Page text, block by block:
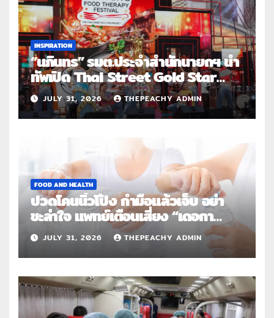
INSPIRATION
“นภินทร” รมต.ประจำสำนักนายกฯ นำ
ทัพเปิด Thai Street Gold Star
Roadshow 3 จังหวัดต้นแบบ
JULY 31, 2026 THEPEACHY ADMIN
FOOD AND HEALTH
ปวดโคนนิ้วโป้ง กำมือแล้วเจ็บ อย่า
ชะล่าใจ แพทย์เตือนเสี่ยง “เดอกา
แวง” โรคปลอกหุ้มเอ็นอักเสบจากการ
ใช้งานซ้ำ
JULY 31, 2026 THEPEACHY ADMIN